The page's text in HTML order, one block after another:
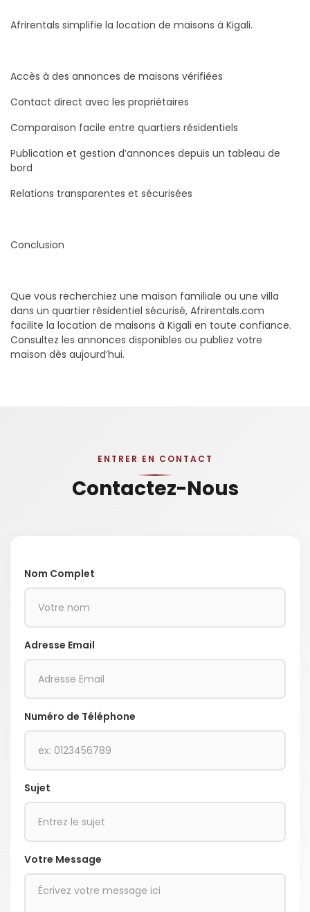
Afrirentals simplifie la location de maisons à Kigali.
Accès à des annonces de maisons vérifiées
Contact direct avec les propriétaires
Comparaison facile entre quartiers résidentiels
Publication et gestion d’annonces depuis un tableau de
bord
Relations transparentes et sécurisées
Conclusion
Que vous recherchiez une maison familiale ou une villa
dans un quartier résidentiel sécurisé, Afrirentals.com
facilite la location de maisons à Kigali en toute confiance.
Consultez les annonces disponibles ou publiez votre
maison dès aujourd’hui.
ENTRER EN CONTACT
Contactez-Nous
Nom Complet
Adresse Email
Numéro de Téléphone
Sujet
Votre Message